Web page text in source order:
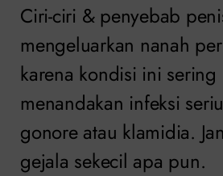
Ciri-ciri & penyebab
mengeluarkan nanah
karena kondisi ini sering
menandakan infeksi
gonore atau klamidia.
gejala sekecil apa pun.